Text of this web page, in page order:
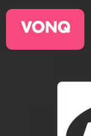
Für ATS/HCM
Ressourcen